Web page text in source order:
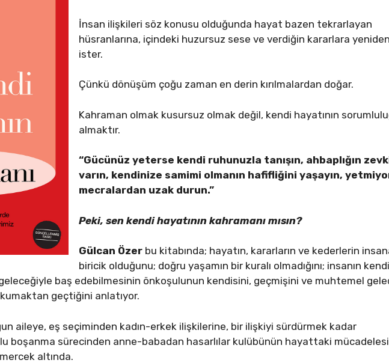
İnsan ilişkileri söz konusu olduğunda hayat bazen tekrarlayan
hüsranlarına, içindeki huzursuz sese ve verdiğin kararlara
ister.
Çünkü dönüşüm çoğu zaman en derin kırılmalardan doğar.
Kahraman olmak kusursuz olmak değil, kendi hayatının
almaktır.
“Gücünüz yeterse kendi ruhunuzla tanışın, ahbaplığın
varın, kendinize samimi olmanın hafifliğini yaşayın,
mecralardan uzak durun.”
Peki, sen kendi hayatının kahramanı mısın?
Gülcan Özer bu kitabında; hayatın, kararların ve kederlerin
biricik olduğunu; doğru yaşamın bir kuralı olmadığını; insanın
baş edebilmesinin önkoşulunun kendisini, geçmişini ve muhtemel
geçtiğini anlatıyor.
aileye, eş seçiminden kadın-erkek ilişkilerine, bir ilişkiyi sürdürmek kadar
boşanma sürecinden anne-babadan hasarlılar kulübünün hayattaki
altında.